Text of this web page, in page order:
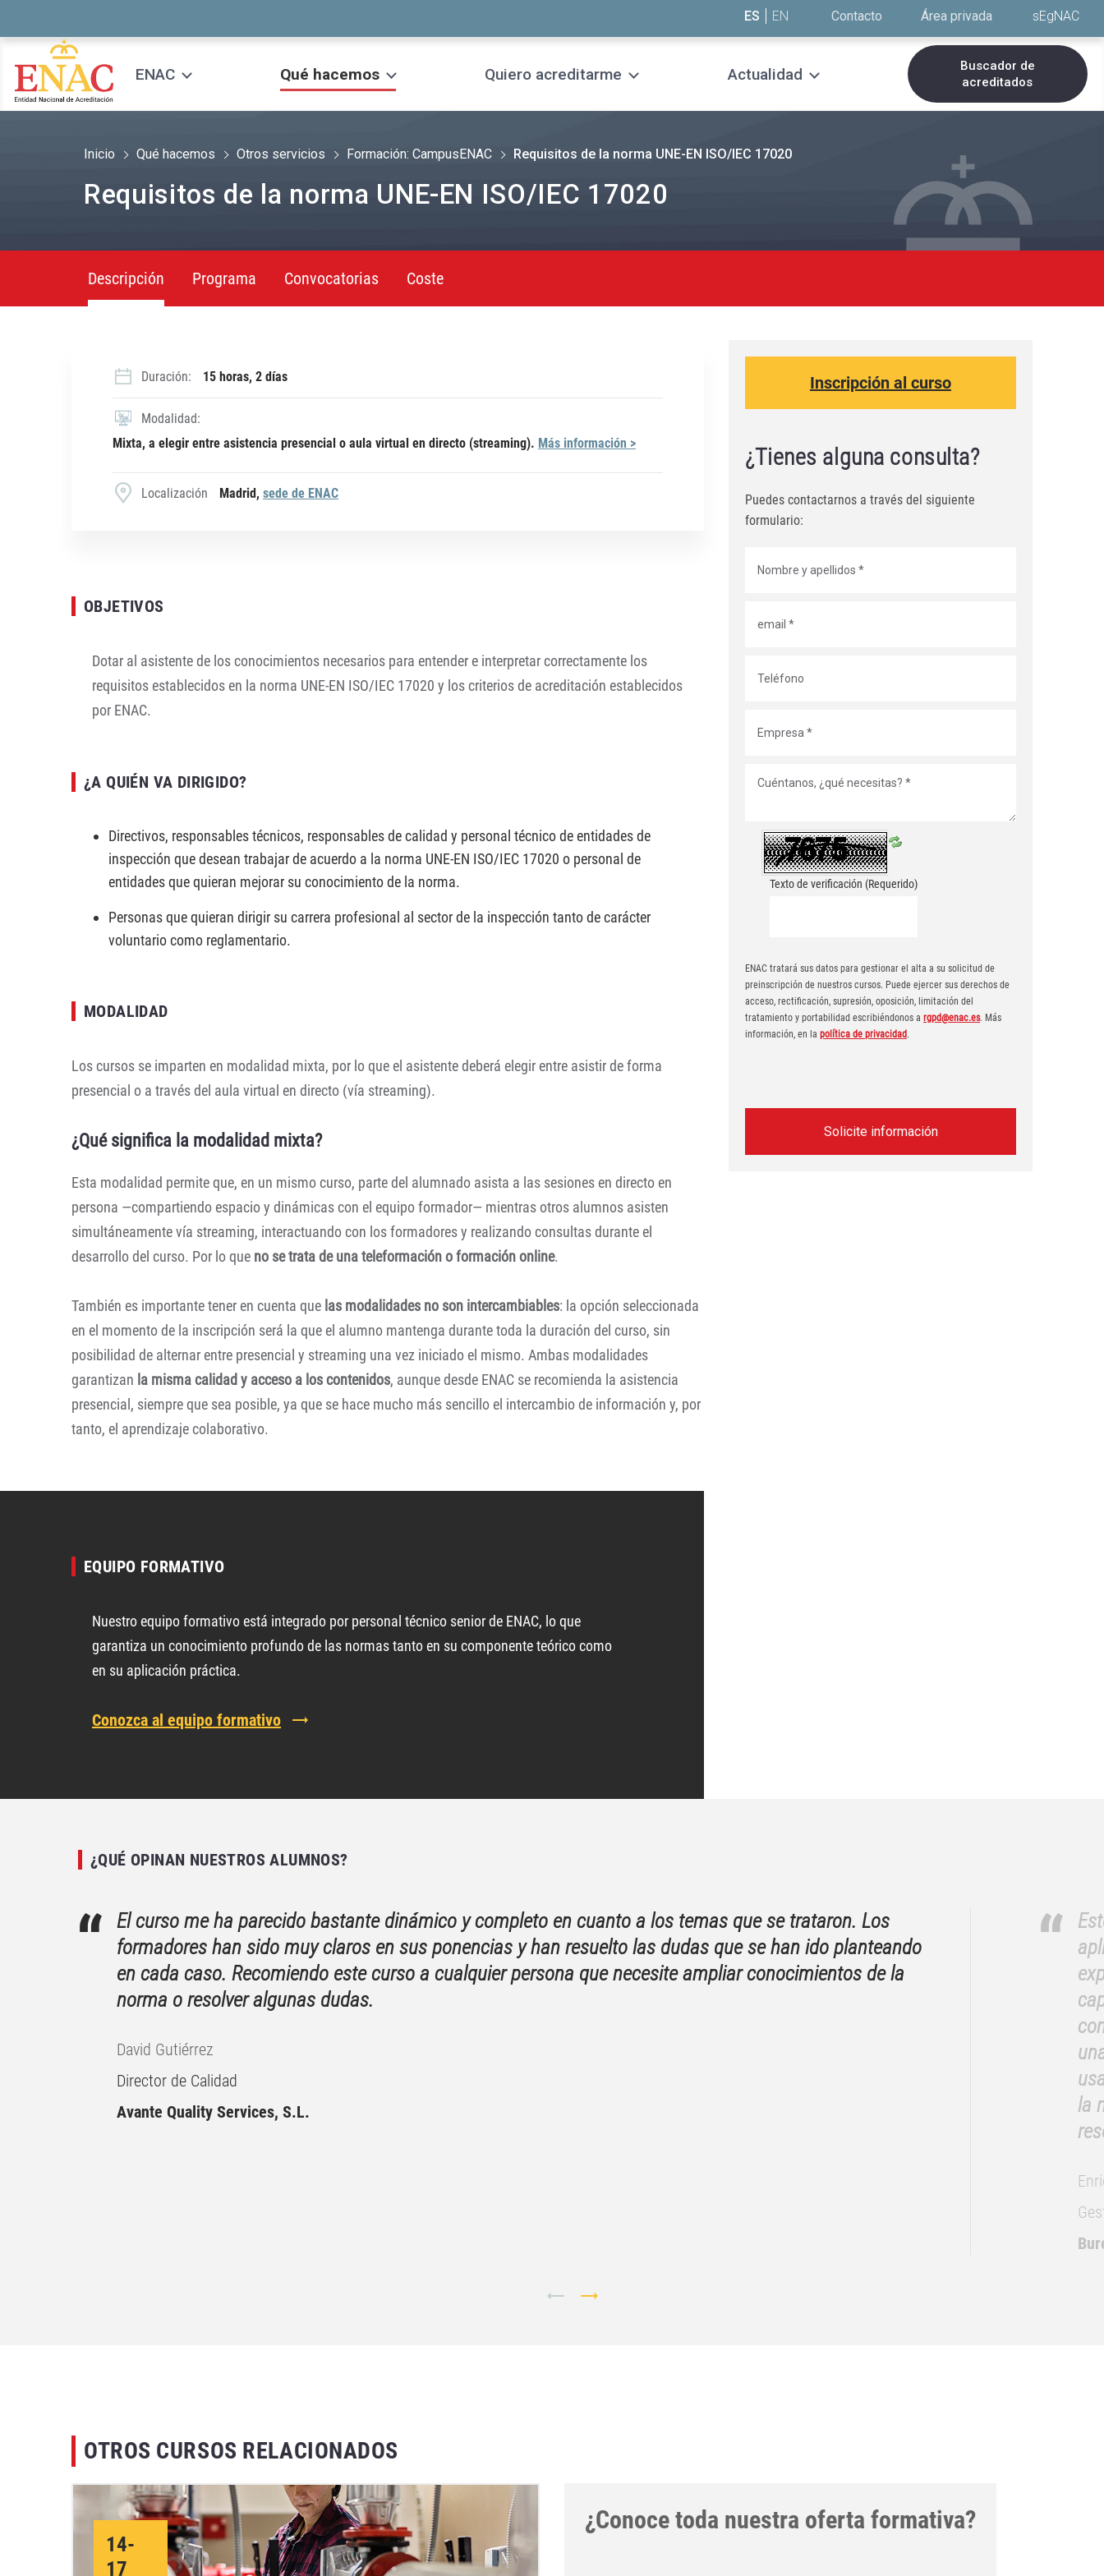
ES EN Contacto Área privada sEgNAC
ENAC Qué hacemos Quiero acreditarme Actualidad
Buscador de
acreditados
Inicio Qué hacemos Otros servicios Formación: CampusENAC Requisitos de la norma UNE-EN ISO/IEC 17020
Requisitos de la norma UNE-EN ISO/IEC 17020
Descripción Programa Convocatorias Coste
Duración: 15 horas, 2 días
Modalidad:
Mixta, a elegir entre asistencia presencial o aula virtual en directo (streaming). Más información >
Localización Madrid, sede de ENAC
OBJETIVOS
Dotar al asistente de los conocimientos necesarios para entender e interpretar correctamente los
requisitos establecidos en la norma UNE-EN ISO/IEC 17020 y los criterios de acreditación establecidos
por ENAC.
¿A QUIÉN VA DIRIGIDO?
Directivos, responsables técnicos, responsables de calidad y personal técnico de entidades de
inspección que desean trabajar de acuerdo a la norma UNE-EN ISO/IEC 17020 o personal de
entidades que quieran mejorar su conocimiento de la norma.
Personas que quieran dirigir su carrera profesional al sector de la inspección tanto de carácter
voluntario como reglamentario.
MODALIDAD
Los cursos se imparten en modalidad mixta, por lo que el asistente deberá elegir entre asistir de forma
presencial o a través del aula virtual en directo (vía streaming).
¿Qué significa la modalidad mixta?
Esta modalidad permite que, en un mismo curso, parte del alumnado asista a las sesiones en directo en
persona —compartiendo espacio y dinámicas con el equipo formador— mientras otros alumnos asisten
simultáneamente vía streaming, interactuando con los formadores y realizando consultas durante el
desarrollo del curso. Por lo que no se trata de una teleformación o formación online.
También es importante tener en cuenta que las modalidades no son intercambiables: la opción seleccionada
en el momento de la inscripción será la que el alumno mantenga durante toda la duración del curso, sin
posibilidad de alternar entre presencial y streaming una vez iniciado el mismo. Ambas modalidades
garantizan la misma calidad y acceso a los contenidos, aunque desde ENAC se recomienda la asistencia
presencial, siempre que sea posible, ya que se hace mucho más sencillo el intercambio de información y, por
tanto, el aprendizaje colaborativo.
EQUIPO FORMATIVO
Nuestro equipo formativo está integrado por personal técnico senior de ENAC, lo que
garantiza un conocimiento profundo de las normas tanto en su componente teórico como
en su aplicación práctica.
Conozca al equipo formativo
Inscripción al curso
¿Tienes alguna consulta?
Puedes contactarnos a través del siguiente
formulario:
Texto de verificación (Requerido)
ENAC tratará sus datos para gestionar el alta a su solicitud de
preinscripción de nuestros cursos. Puede ejercer sus derechos de
acceso, rectificación, supresión, oposición, limitación del
tratamiento y portabilidad escribiéndonos a rgpd@enac.es. Más
información, en la política de privacidad .
Solicite información
¿QUÉ OPINAN NUESTROS ALUMNOS?
El curso me ha parecido bastante dinámico y completo en cuanto a los temas que se trataron. Los
formadores han sido muy claros en sus ponencias y han resuelto las dudas que se han ido planteando
en cada caso. Recomiendo este curso a cualquier persona que necesite ampliar conocimientos de la
norma o resolver algunas dudas.
David Gutiérrez
Director de Calidad
Avante Quality Services, S.L.
la
OTROS CURSOS RELACIONADOS
14-
17
¿Conoce toda nuestra oferta formativa?